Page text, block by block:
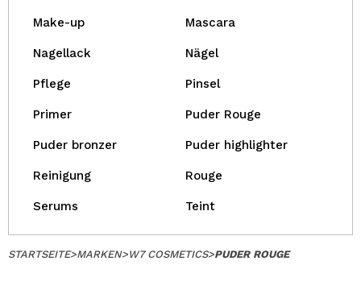
Make-up Mascara
Nagellack Nägel
Pflege Pinsel
Primer Puder Rouge
Puder bronzer Puder highlighter
Reinigung Rouge
Serums Teint
STARTSEITE>MARKEN>W7 COSMETICS>PUDER ROUGE